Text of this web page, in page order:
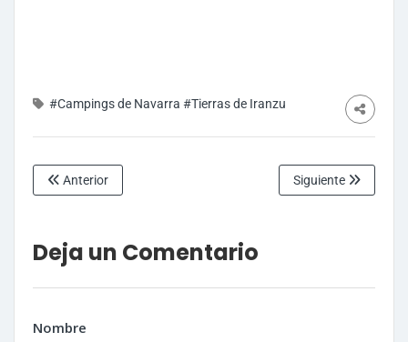
#Campings de Navarra #Tierras de Iranzu
Anterior Siguiente
Deja un Comentario
Nombre